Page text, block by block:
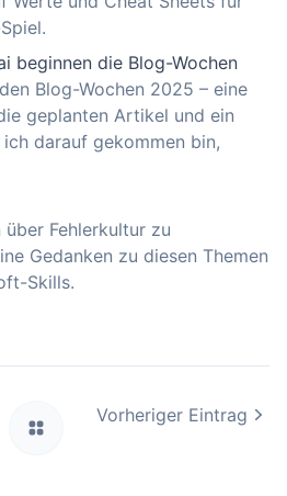
beginnen die Blog-Wochen
Blog-Wochen 2025 – eine
geplanten Artikel und ein
darauf gekommen bin,
Fehlerkultur zu
Gedanken zu diesen Themen
Skills.
Vorheriger Eintrag